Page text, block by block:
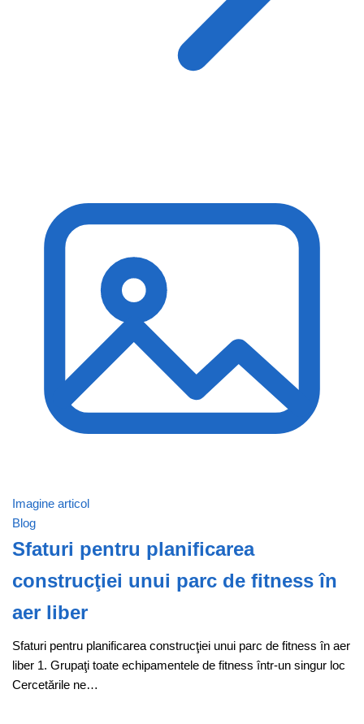
Imagine articol
Blog
Sfaturi pentru planificarea
construcţiei unui parc de fitness în
aer liber
Sfaturi pentru planificarea construcţiei unui parc de fitness în aer
liber 1. Grupaţi toate echipamentele de fitness într-un singur loc
Cercetările ne…